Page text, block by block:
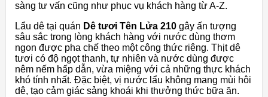
sàng tư vấn cũng như phục vụ khách hàng từ A-Z.
Lẩu dê tại quán Dê tươi Tên Lửa 210 gây ấn tượng
sâu sắc trong lòng khách hàng với nước dùng thơm
ngon được pha chế theo một công thức riêng. Thịt dê
tươi có độ ngọt thanh, tự nhiên và nước dùng được
nêm nếm hấp dẫn, vừa miệng với cả những thực khách
khó tính nhất. Đặc biệt, vị nước lẩu không mang mùi hôi
dê, tạo cảm giác sảng khoái khi thưởng thức bữa ăn.